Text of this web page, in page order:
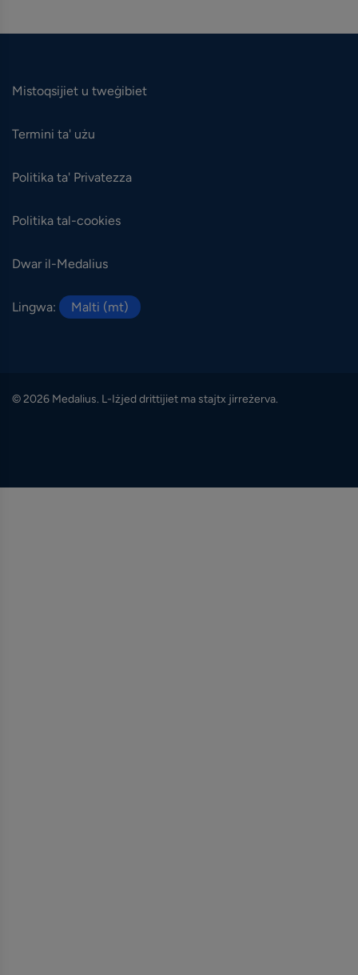
Mistoqsijiet u tweġibiet
Termini ta' użu
Politika ta' Privatezza
Politika tal-cookies
Dwar il-Medalius
Lingwa: Malti (mt)
© 2026 Medalius. L-Iżjed drittijiet ma stajtx jirreżerva.